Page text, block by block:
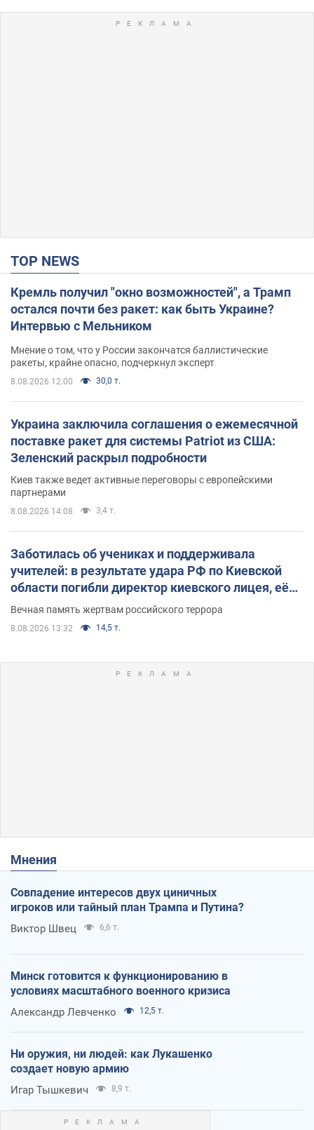
TOP NEWS
Кремль получил "окно возможностей", а Трамп
остался почти без ракет: как быть Украине?
Интервью с Мельником
Мнение о том, что у России закончатся баллистические
ракеты, крайне опасно, подчеркнул эксперт
8.08.2026 12:00 30,0 т.
Украина заключила соглашения о ежемесячной
поставке ракет для системы Patriot из США:
Зеленский раскрыл подробности
Киев также ведет активные переговоры с европейскими
партнерами
8.08.2026 14:08 3,4 т.
Заботилась об учениках и поддерживала
учителей: в результате удара РФ по Киевской
области погибли директор киевского лицея, её
муж и внук
Вечная память жертвам российского террора
8.08.2026 13:32 14,5 т.
Мнения
Совпадение интересов двух циничных
игроков или тайный план Трампа и Путина?
Виктор Швец 6,6 т.
Минск готовится к функционированию в
условиях масштабного военного кризиса
Александр Левченко 12,5 т.
Ни оружия, ни людей: как Лукашенко
создает новую армию
Игар Тышкевич 8,9 т.